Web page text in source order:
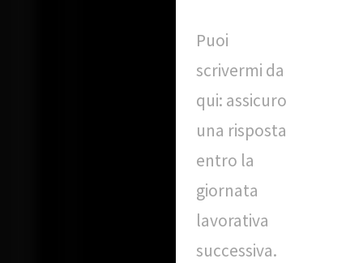
Puoi
scrivermi da
qui: assicuro
una risposta
entro la
giornata
lavorativa
successiva.